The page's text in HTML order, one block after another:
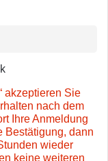
akzeptieren Sie
nach dem
Ihre Anmeldung
Bestätigung, dann
wieder
keine weiteren